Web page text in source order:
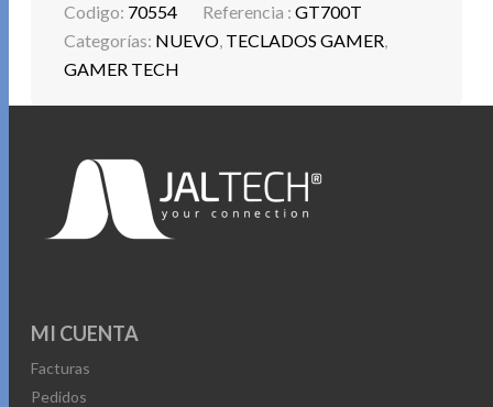
Codigo: 70554 Referencia :GT700T
Categorías: NUEVO, TECLADOS GAMER,
GAMER TECH
MI CUENTA
Facturas
Pedidos